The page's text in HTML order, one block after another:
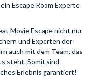
Escape Room Experte
Movie Escape nicht nur
und Experten der
auch mit dem Team, das
steht. Somit sind
Erlebnis garantiert!